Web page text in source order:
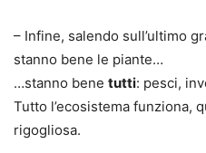
– Infine, salendo sull’ultimo
stanno bene le piante…
…stanno bene tutti: pesci,
Tutto l’ecosistema funziona,
rigogliosa.